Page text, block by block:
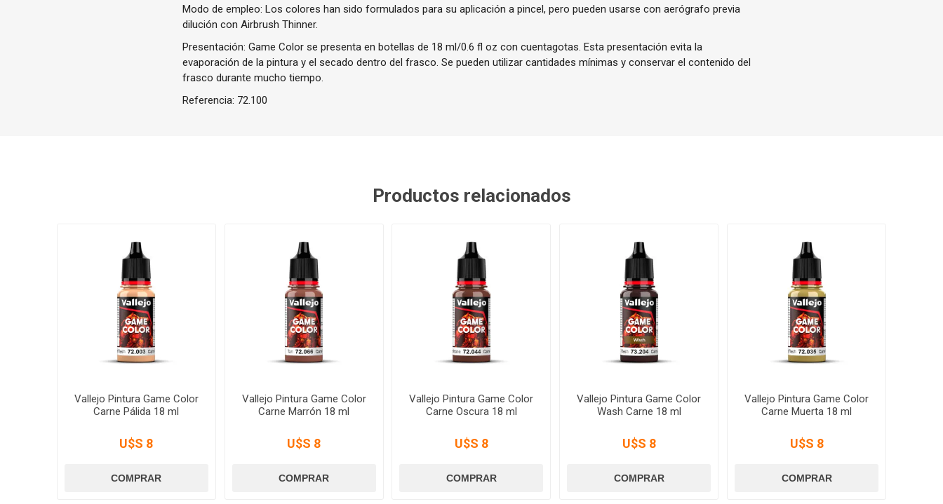
Modo de empleo: Los colores han sido formulados para su aplicación a pincel, pero pueden usarse con aerógrafo previa
dilución con Airbrush Thinner.
Presentación: Game Color se presenta en botellas de 18 ml/0.6 fl oz con cuentagotas. Esta presentación evita la
evaporación de la pintura y el secado dentro del frasco. Se pueden utilizar cantidades mínimas y conservar el contenido del
frasco durante mucho tiempo.
Referencia: 72.100
Productos relacionados
Vallejo Pintura Game Color
Carne Pálida 18 ml
U$S 8
Vallejo Pintura Game Color
Carne Marrón 18 ml
U$S 8
Vallejo Pintura Game Color
Carne Oscura 18 ml
U$S 8
Vallejo Pintura Game Color
Wash Carne 18 ml
U$S 8
Vallejo Pintura Game Color
Carne Muerta 18 ml
U$S 8